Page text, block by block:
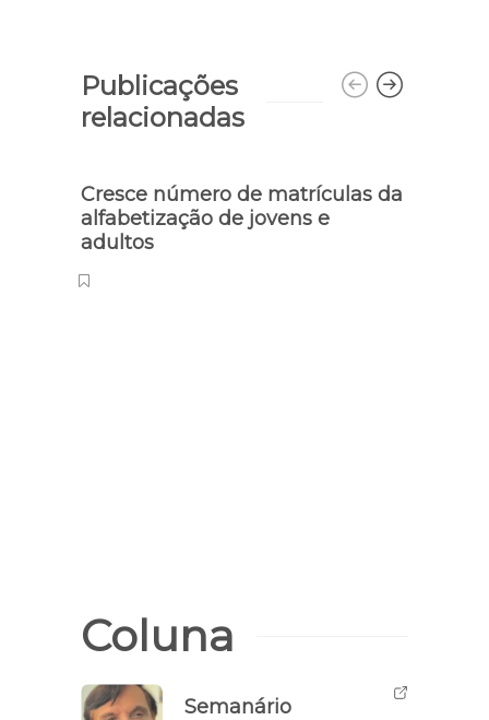
Publicações
relacionadas
Cresce número de matrículas da
alfabetização de jovens e
adultos
Coluna
Semanário